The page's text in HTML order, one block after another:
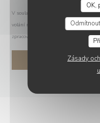
OK,
Zásady
V souladu se zákonem o ochraně
volání registrací v Robinsonově
zpracování vašich údajů si přečtěte